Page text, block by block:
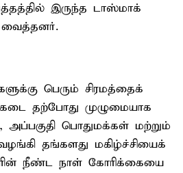
இருந்த டாஸ்மாக்
வைத்தனர்.
பெரும் சிரமத்தைக்
தற்போது முழுமையாக
அப்பகுதி பொதுமக்கள் மற்றும்
வழங்கி தங்களது மகிழ்ச்சியைக்
நீண்ட நாள் கோரிக்கையை